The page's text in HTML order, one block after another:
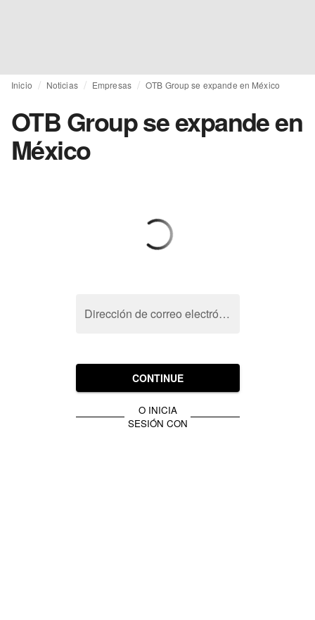
Inicio Noticias Empresas OTB Group se expande en México
OTB Group se expande en
México
Dirección de correo electrónico
CONTINUE
O INICIA
SESIÓN CON